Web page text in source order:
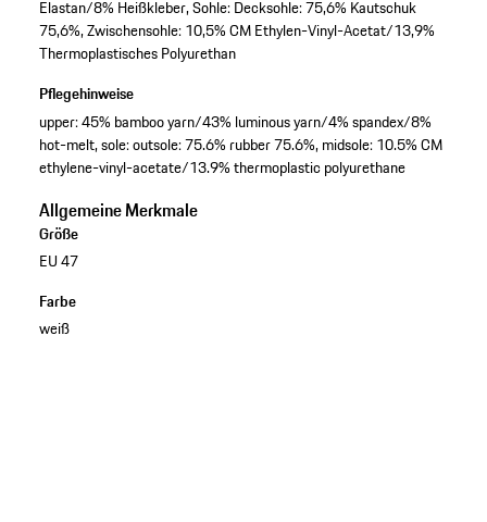
Elastan/8% Heißkleber, Sohle: Decksohle: 75,6% Kautschuk
75,6%, Zwischensohle: 10,5% CM Ethylen-Vinyl-Acetat/13,9%
Thermoplastisches Polyurethan
Pflegehinweise
upper: 45% bamboo yarn/43% luminous yarn/4% spandex/8%
hot-melt, sole: outsole: 75.6% rubber 75.6%, midsole: 10.5% CM
ethylene-vinyl-acetate/13.9% thermoplastic polyurethane
Allgemeine Merkmale
Größe
EU 47
Farbe
weiß